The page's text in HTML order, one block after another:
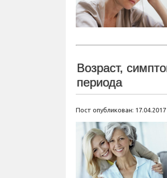
Возраст,
периода
Пост опубликован: 17.04.2017